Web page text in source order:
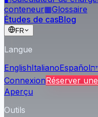
conteneur▦Glossaire
Études de casBlog
FR
Langue
EnglishItalianoEspañol
ConnexionRéserver
Aperçu
Outils